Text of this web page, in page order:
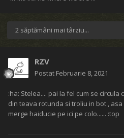
2 săptămâni mai târziu...
RZV
Postat Februarie 8, 2021
:ha: Stelea.... pai la fel cum se circula
din teava rotunda si troliu in bot ,
merge haiducie pe ici pe colo...... :top